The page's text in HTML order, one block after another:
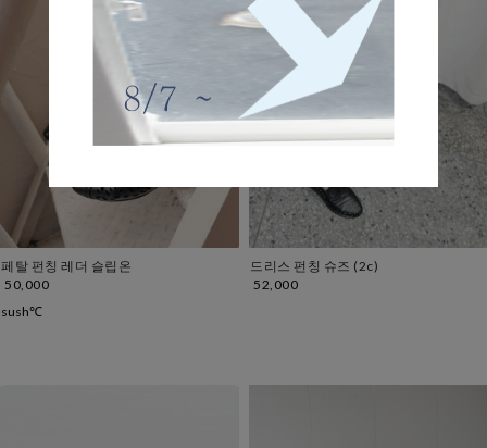
페탈 펀칭 레더 슬립온
50,000
sush℃
드리스 펀칭 슈즈 (2c)
52,000